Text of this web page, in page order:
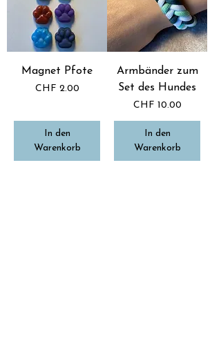
Magnet Pfote
Preis
CHF 2.00
In den
Warenkorb
Armbänder zum
Set des Hundes
Preis
CHF 10.00
In den
Warenkorb